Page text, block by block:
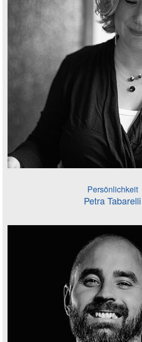
Persönlichkeit
Petra Tabarelli